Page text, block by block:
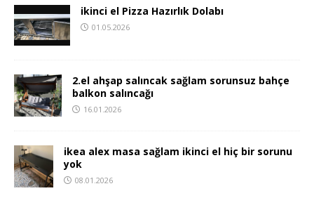
ikinci el Pizza Hazırlık Dolabı
01.05.2026
2.el ahşap salıncak sağlam sorunsuz bahçe
balkon salıncağı
16.01.2026
ikea alex masa sağlam ikinci el hiç bir sorunu
yok
08.01.2026